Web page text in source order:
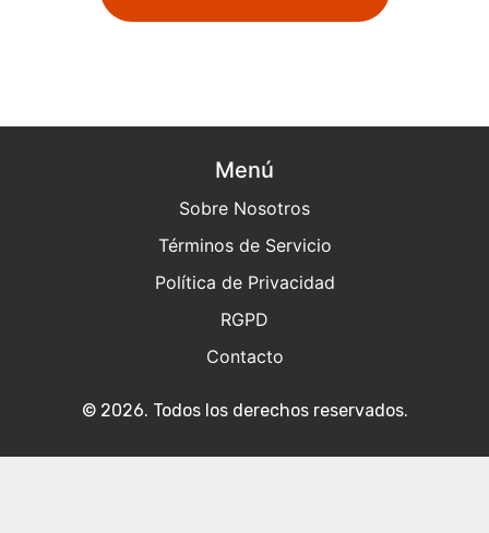
Menú
Sobre Nosotros
Términos de Servicio
Política de Privacidad
RGPD
Contacto
© 2026. Todos los derechos reservados.